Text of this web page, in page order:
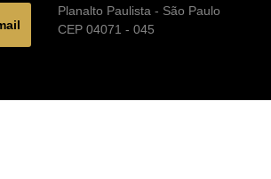
Planalto Paulista - São Paulo
CEP 04071 - 045